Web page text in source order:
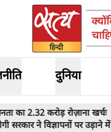
दुनिया
का 2.32 करोड़ रोज़ाना खर्चः
सरकार ने विज्ञापनों पर उड़ाने में